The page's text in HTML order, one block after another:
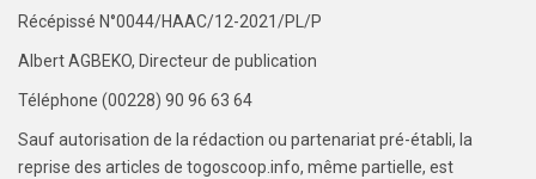
Récépissé N°0044/HAAC/12-2021/PL/P
Albert AGBEKO, Directeur de publication
Téléphone (00228) 90 96 63 64
Sauf autorisation de la rédaction ou partenariat pré-établi, la
reprise des articles de togoscoop.info, même partielle, est